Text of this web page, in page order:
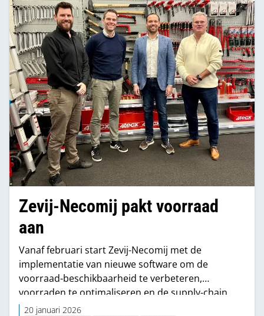
Zevij-Necomij pakt voorraad
aan
Vanaf februari start Zevij-Necomij met de
implementatie van nieuwe software om de
voorraad-beschikbaarheid te verbeteren,
voorraden te optimaliseren en de supply-chain
toekomstbestendig in te richten.
20 januari 2026